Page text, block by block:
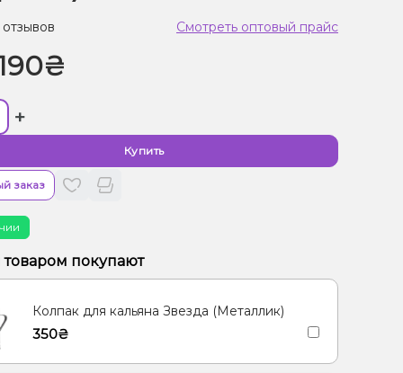
Смотреть оптовый прайс
+
Купить
заказ
товаром покупают
Колпак для кальяна Звезда (Металлик)
350₴